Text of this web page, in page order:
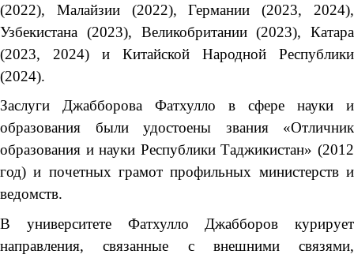
(2022), Малайзии (2022), Германии (2023, 2024),
Узбекистана (2023), Великобритании (2023), Катара
(2023, 2024) и Китайской Народной Республики
(2024).
Заслуги Джабборова Фатхулло в сфере науки и
образования были удостоены звания «Отличник
образования и науки Республики Таджикистан» (2012
год) и почетных грамот профильных министерств и
ведомств.
В университете Фатхулло Джабборов курирует
направления, связанные с внешними связями,